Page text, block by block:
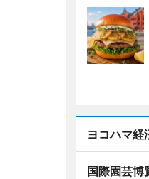
ヨコハマ経
国際園芸博